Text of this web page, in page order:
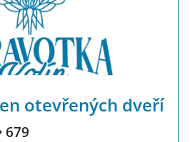
otevřených dveří
679